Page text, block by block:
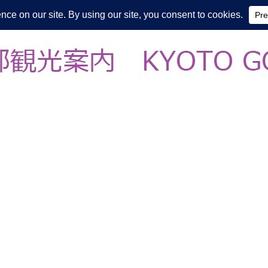
皆様の知らない京都をご案内/ THE MOST FASCINATING KYOTO,